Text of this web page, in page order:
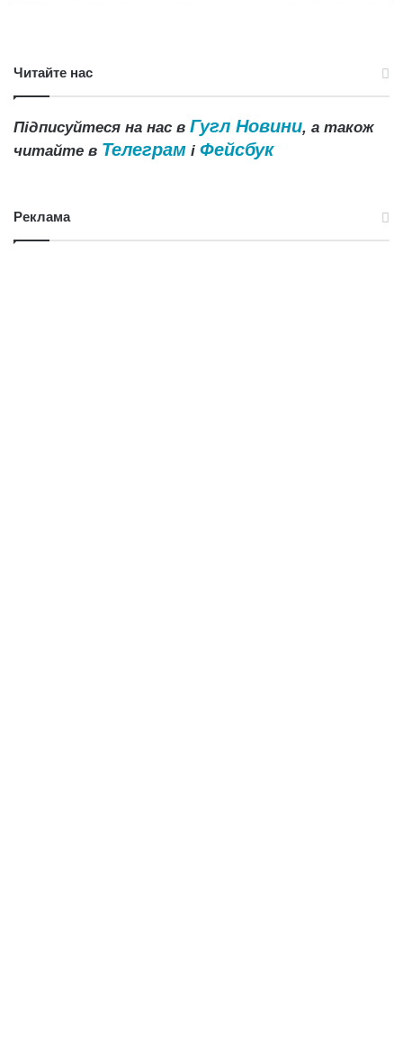
Читайте нас
Підписуйтеся на нас в Гугл Новини, а також
читайте в Телеграм і Фейсбук
Реклама